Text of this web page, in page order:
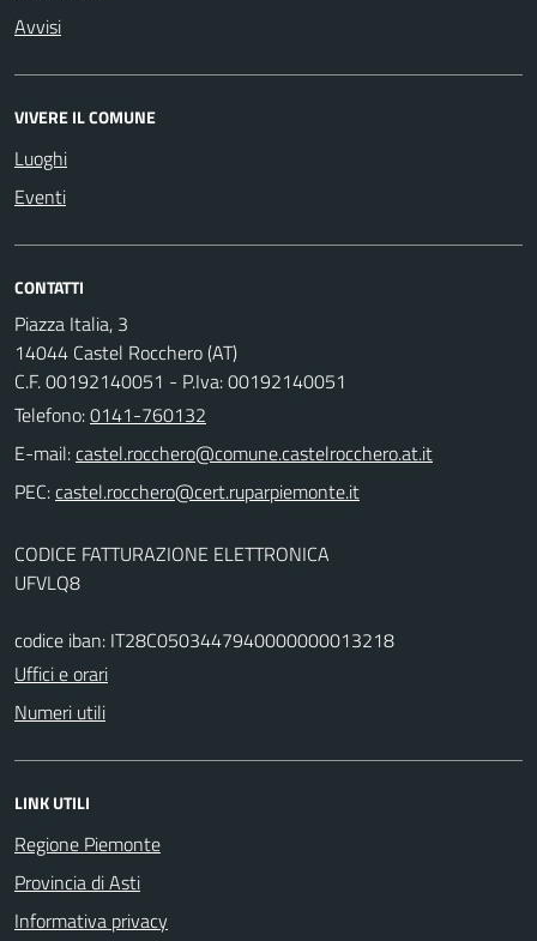
Avvisi
VIVERE IL COMUNE
Luoghi
Eventi
CONTATTI
Piazza Italia, 3
14044 Castel Rocchero (AT)
C.F. 00192140051 - P.Iva: 00192140051
Telefono:0141-760132
E-mail:
PEC:
CODICE FATTURAZIONE ELETTRONICA
UFVLQ8
codice iban: IT28C0503447940000000013218
Uffici e orari
Numeri utili
LINK UTILI
Regione Piemonte
Provincia di Asti
Informativa privacy